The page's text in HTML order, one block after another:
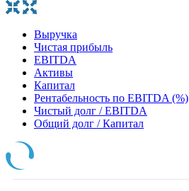
Выручка
Чистая прибыль
EBITDA
Активы
Капитал
Рентабельность по EBITDA (%)
Чистый долг / EBITDA
Общий долг / Капитал